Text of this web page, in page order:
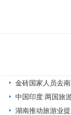
金砖国家人员去
中国印度:两国旅
湖南推动旅游业